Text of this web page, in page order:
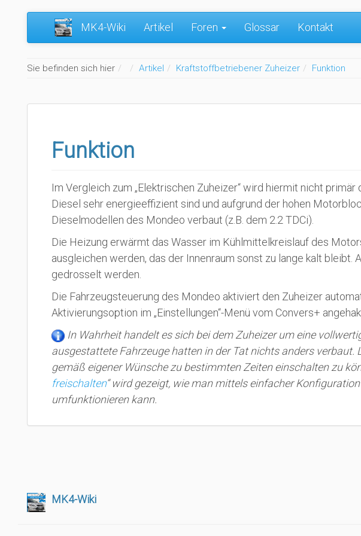
MK4-Wiki Artikel Foren Glossar Kontakt
Sie befinden sich hier Home
Artikel Kraftstoffbetriebener Zuheizer Funktion
Funktion
Im Vergleich zum „Elektrischen Zuheizer“ wird hiermit nicht
Diesel sehr energieeffizient sind und aufgrund der hohen
Dieselmodellen des Mondeo verbaut (z.B. dem 2.2 TDCi).
Die Heizung erwärmt das Wasser im Kühlmittelkreislauf des
ausgleichen werden, das der Innenraum sonst zu lange kalt
gedrosselt werden.
Die Fahrzeugsteuerung des Mondeo aktiviert den Zuheizer
Aktivierungsoption im „Einstellungen“-Menü vom Convers+
In Wahrheit handelt es sich bei dem Zuheizer um eine
ausgestattete Fahrzeuge hatten in der Tat nichts anders
gemäß eigener Wünsche zu bestimmten Zeiten einschalten zu
freischalten“ wird gezeigt, wie man mittels einfacher
umfunktionieren kann.
MK4-Wiki